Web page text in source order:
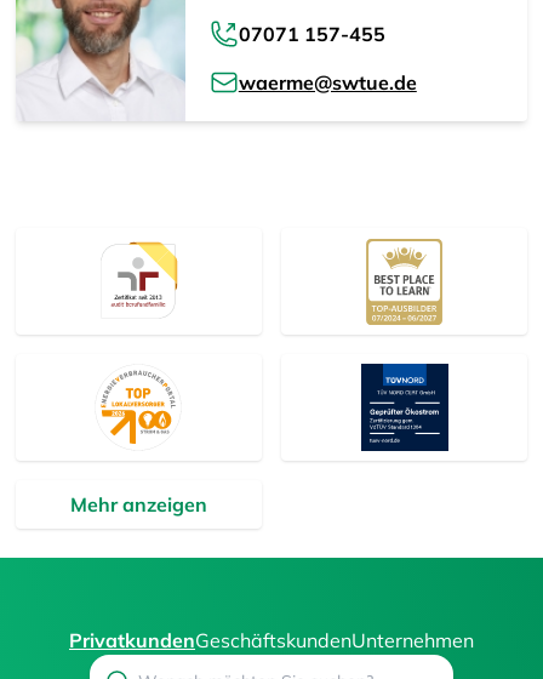
07071 157-455
waerme@swtue.de
Mehr anzeigen
PrivatkundenGeschäftskundenUnternehmen
Search